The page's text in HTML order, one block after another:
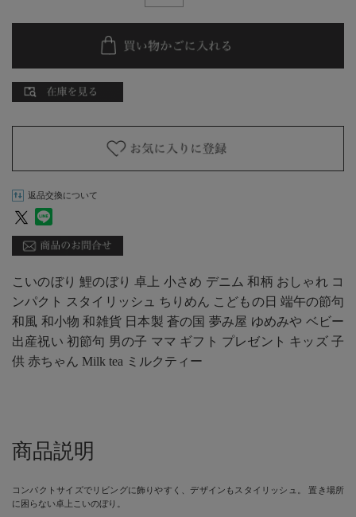
返品交換について
こいのぼり 鯉のぼり 卓上 小さめ デニム 和柄 おしゃれ コ
ンパクト スタイリッシュ ちりめん こどもの日 端午の節句
和風 和小物 和雑貨 日本製 蒼の国 夢み屋 ゆめみや ベビー
出産祝い 初節句 男の子 ママ ギフト プレゼント キッズ 子
供 赤ちゃん Milk tea ミルクティー
商品説明
コンパクトサイズでリビングに飾りやすく、デザインもスタイリッシュ。 置き場所
に困らない卓上こいのぼり。